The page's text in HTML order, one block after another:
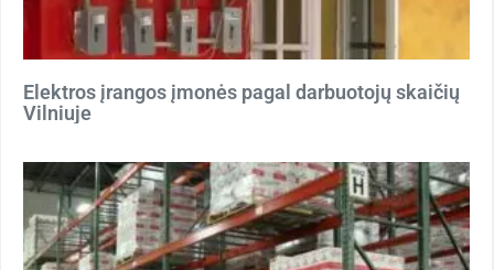
Elektros įrangos įmonės pagal darbuotojų skaičių
Vilniuje